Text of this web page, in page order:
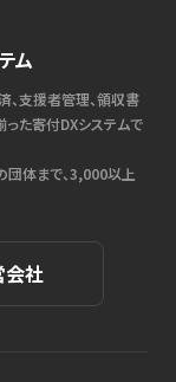
ム
、支援者管理、領収書
た寄付DXシステムで
体まで、3,000以上
社